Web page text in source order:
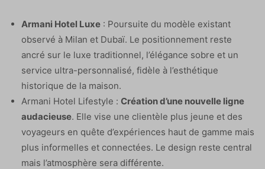
Armani Hotel Luxe : Poursuite du modèle existant
observé à Milan et Dubaï. Le positionnement reste
ancré sur le luxe traditionnel, l’élégance sobre et un
service ultra-personnalisé, fidèle à l’esthétique
historique de la maison.
Armani Hotel Lifestyle : Création d’une nouvelle ligne
audacieuse. Elle vise une clientèle plus jeune et des
voyageurs en quête d’expériences haut de gamme mais
plus informelles et connectées. Le design reste central
mais l’atmosphère sera différente.